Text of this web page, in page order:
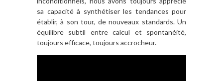
sa capacité à synthétiser les tendances pour
établir, à son tour, de nouveaux standards. Un
équilibre subtil entre calcul et spontanéité,
toujours efficace, toujours accrocheur.